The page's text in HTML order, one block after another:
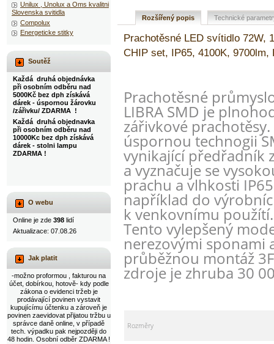
Rozšířený popis Technické
Prachotěsné LED svítidlo 72W,
CHIP set, IP65, 4100K, 9700lm,
Prachotěsné
LIBRA SMD je
zářivkové prachotěsy.
úspornou technogii
vynikající předřadník
a vyznačuje se
prachu a vlhkosti
například do
k venkovnímu
Tento vylepšený
nerezovými sponami
průběžnou montáž
zdroje je zhruba 30
Rozměry
Unilux , Unolux a Oms kvalitni
Slovenska svitidla
Compolux
Energeticke stitky
Soutěž
Každá druhá objednávka
při osobním odběru nad
5000Kč bez dph získává
dárek - úspornou žárovku
/zářivku/ ZDARMA !
Každá druhá objednavka
při osobním odběru nad
10000Kc bez dph získává
dárek - stolni lampu
ZDARMA !
O webu
Online je zde 398 lidí
Aktualizace: 07.08.26
Jak platit
-možno proformou , fakturou na
účet, dobírkou, hotově- kdy podle
zákona o evidenci tržeb je
prodávající povinen vystavit
kupujícímu účtenku a zároveň je
povinen zaevidovat přijatou tržbu u
správce daně online, v případě
tech. výpadku pak nejpozději do
48 hodin. Osobní odběr ZDARMA !